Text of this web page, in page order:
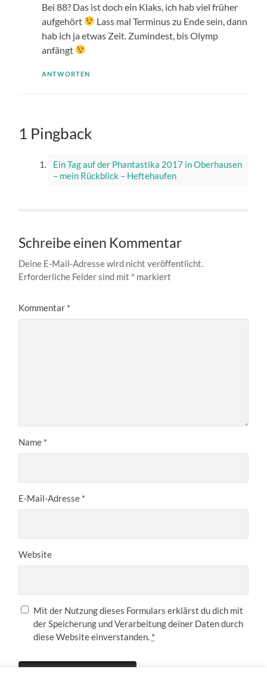
Bei 88? Das ist doch ein Klaks, ich hab viel früher
aufgehört
Lass mal Terminus zu Ende sein, dann
hab ich ja etwas Zeit. Zumindest, bis Olymp
anfängt
ANTWORTEN
1 Pingback
Ein Tag auf der Phantastika 2017 in Oberhausen
– mein Rückblick – Heftehaufen
Schreibe einen Kommentar
Deine E-Mail-Adresse wird nicht veröffentlicht.
Erforderliche Felder sind mit * markiert
Kommentar *
Name *
E-Mail-Adresse *
Website
Mit der Nutzung dieses Formulars erklärst du dich mit
der Speicherung und Verarbeitung deiner Daten durch
diese Website einverstanden. *